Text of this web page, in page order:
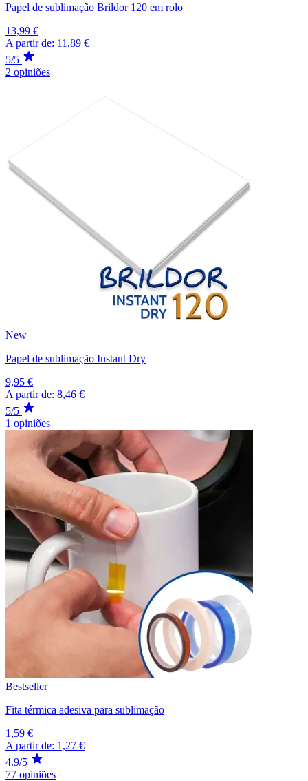
Papel de sublimação Brildor 120 em rolo
13,99 €
A partir de: 11,89 €
5/5
2 opiniões
New
Papel de sublimação Instant Dry
9,95 €
A partir de: 8,46 €
5/5
1 opiniões
Bestseller
Fita térmica adesiva para sublimação
1,59 €
A partir de: 1,27 €
4.9/5
77 opiniões